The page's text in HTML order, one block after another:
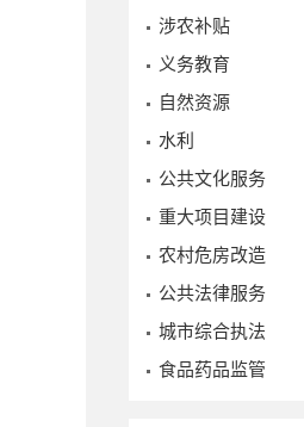
涉农补贴
义务教育
自然资源
水利
公共文化服务
重大项目建设
农村危房改造
公共法律服务
城市综合执法
食品药品监管